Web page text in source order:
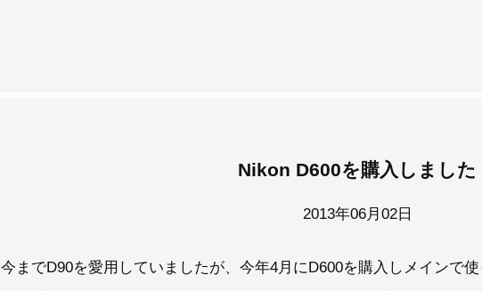
Nikon D600を購入しました
2013年06月02日
今までD90を愛用していましたが、今年4月にD600を購入しメインで使